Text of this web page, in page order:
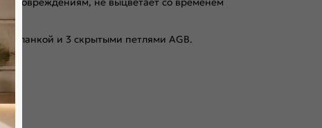
планкой и 3 скрытыми петлями AGB.